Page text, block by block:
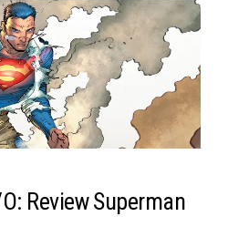
Review Superman